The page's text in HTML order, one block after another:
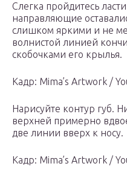
Слегка пройдитесь
направляющие
слишком яркими и не
волнистой линией
скобочками его крылья.
Кадр: Mima’s Artwork /
Нарисуйте контур губ.
верхней примерно
две линии вверх к носу.
Кадр: Mima’s Artwork /